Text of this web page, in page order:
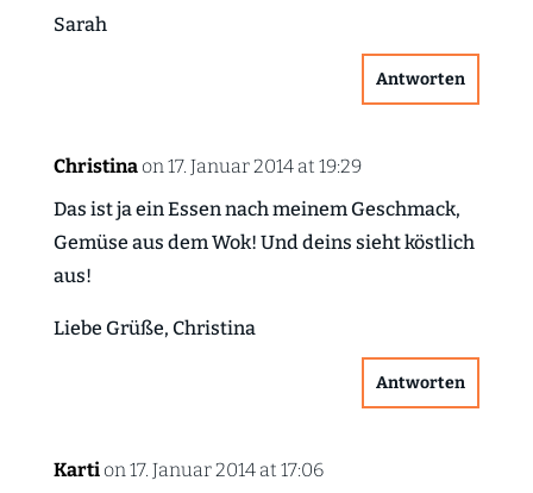
Sarah
Antworten
Christina on 17. Januar 2014 at 19:29
Das ist ja ein Essen nach meinem Geschmack,
Gemüse aus dem Wok! Und deins sieht köstlich
aus!
Liebe Grüße, Christina
Antworten
Karti on 17. Januar 2014 at 17:06